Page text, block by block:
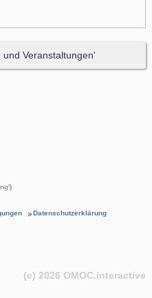
und Veranstaltungen'
Datenschutzerklärung
(c) 2026 OMOC.interactive